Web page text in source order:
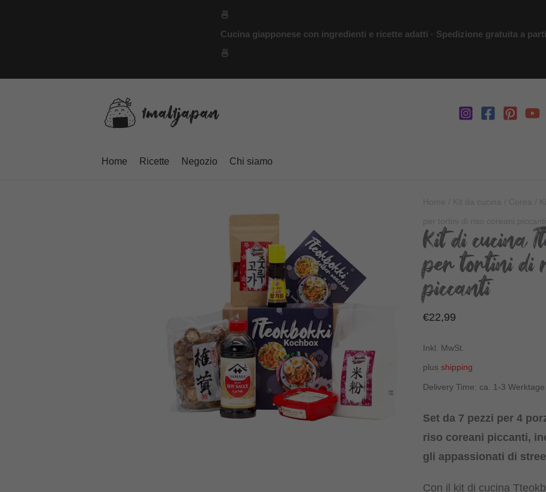
🍜
Cucina giapponese con ingredienti e ricette adatti · Spedizione gratuita a
🍜
Home Ricette Negozio Chi siamo
Kit di cucina
per tortini di
piccanti
€22,99
Inkl. MwSt.
plus shipping
Delivery Time: ca. 1-3 Werktage
Set da 7 pezzi per 4
riso coreani piccanti,
gli appassionati di
Con il kit di cucina